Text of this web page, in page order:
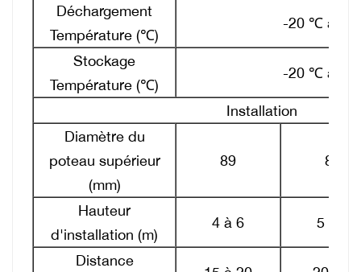
Déchargement
Température (℃)
-20 ℃ à
Stockage
Température (℃)
-20 ℃ à
Installation
Diamètre du
poteau supérieur
(mm)
89 89
Hauteur
d'installation (m)
4 à 6 5 à 7
Distance